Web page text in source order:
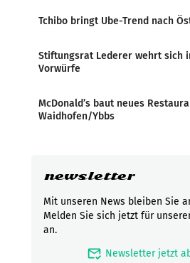
Tchibo bringt Ube-Trend nach
Stiftungsrat Lederer wehrt sich
Vorwürfe
McDonald’s baut neues
Waidhofen/Ybbs
newsletter
Mit unseren News bleiben Sie
Melden Sie sich jetzt für
an.
mark_email_read Newsletter jetzt